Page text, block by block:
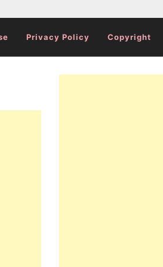
Privacy Policy Copyright